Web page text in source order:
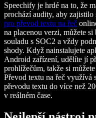
Speechify je hrdé na to, že
prochází audity, aby
pro převod textu na řeč
na placenou verzi, můžete
souladu s SOC2 a vždy
shody. Když nainstalujete
Android zařízení, udělíte jí
prohlížečům, takže si
Převod textu na řeč využívá
převodu textu do více než
v reálném čase.